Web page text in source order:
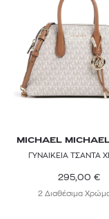
MICHAEL
ΓΥΝΑΙΚΕΙΑ ΤΣΑΝΤΑ
295,00 €
2 Διαθέσιμα